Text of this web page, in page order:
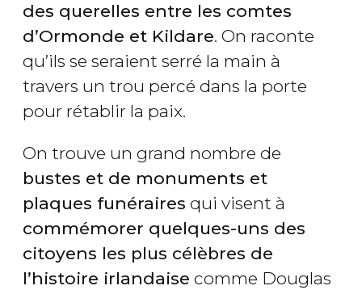
des querelles entre les comtes
d’Ormonde et Kildare. On raconte
qu’ils se seraient serré la main à
travers un trou percé dans la porte
pour rétablir la paix.
On trouve un grand nombre de
bustes et de monuments et
plaques funéraires qui visent à
commémorer quelques-uns des
citoyens les plus célèbres de
l’histoire irlandaise comme Douglas